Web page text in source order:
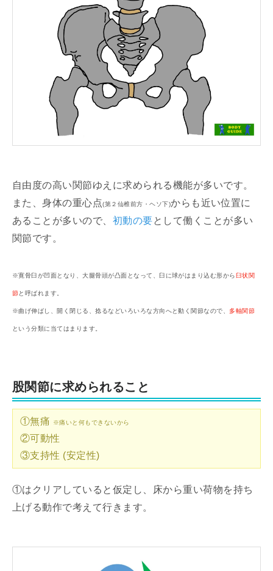
自由度の高い関節ゆえに求められる機能が多いです。
また、身体の重心点(第２仙椎前方・ヘソ下)からも近い位置に
あることが多いので、 初動の要として働くことが多い
関節です。
※寛骨臼が凹面となり、大腿骨頭が凸面となって、臼に球がはまり込む形から臼状関
節と呼ばれます。
※曲げ伸ばし、開く閉じる、捻るなどいろいろな方向へと動く関節なので、 多軸関節
という分類に当てはまります。
股関節に求められること
①無痛 ※痛いと何もできないから
②可動性
③支持性 (安定性)
①はクリアしていると仮定し、床から重い荷物を持ち
上げる動作で考えて行きます。